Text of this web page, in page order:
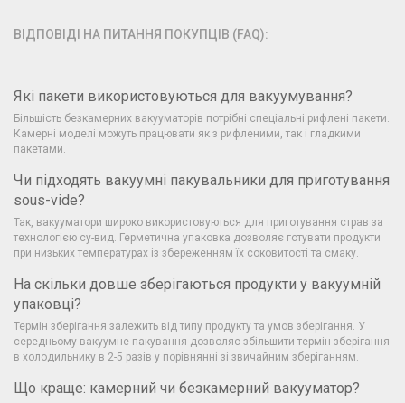
ВІДПОВІДІ НА ПИТАННЯ ПОКУПЦІВ (FAQ):
Які пакети використовуються для вакуумування?
Більшість безкамерних вакууматорів потрібні спеціальні рифлені пакети.
Камерні моделі можуть працювати як з рифленими, так і гладкими
пакетами.
Чи підходять вакуумні пакувальники для приготування
sous-vide?
Так, вакууматори широко використовуються для приготування страв за
технологією су-вид. Герметична упаковка дозволяє готувати продукти
при низьких температурах із збереженням їх соковитості та смаку.
На скільки довше зберігаються продукти у вакуумній
упаковці?
Термін зберігання залежить від типу продукту та умов зберігання. У
середньому вакуумне пакування дозволяє збільшити термін зберігання
в холодильнику в 2-5 разів у порівнянні зі звичайним зберіганням.
Що краще: камерний чи безкамерний вакууматор?